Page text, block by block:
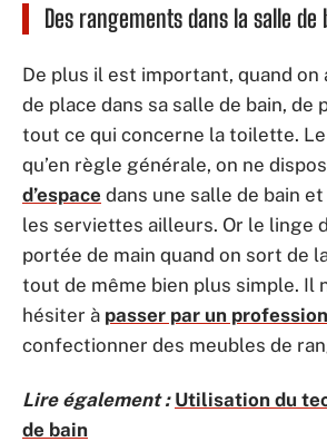
Des rangements dans la salle de
De plus il est important, quand on
de place dans sa salle de bain, de
tout ce qui concerne la toilette. Le
qu’en règle générale, on ne
d’espace dans une salle de bain
les serviettes ailleurs. Or le linge
portée de main quand on sort de
tout de même bien plus simple. Il
hésiter à passer par un
confectionner des meubles de
Lire également : Utilisation du
de bain